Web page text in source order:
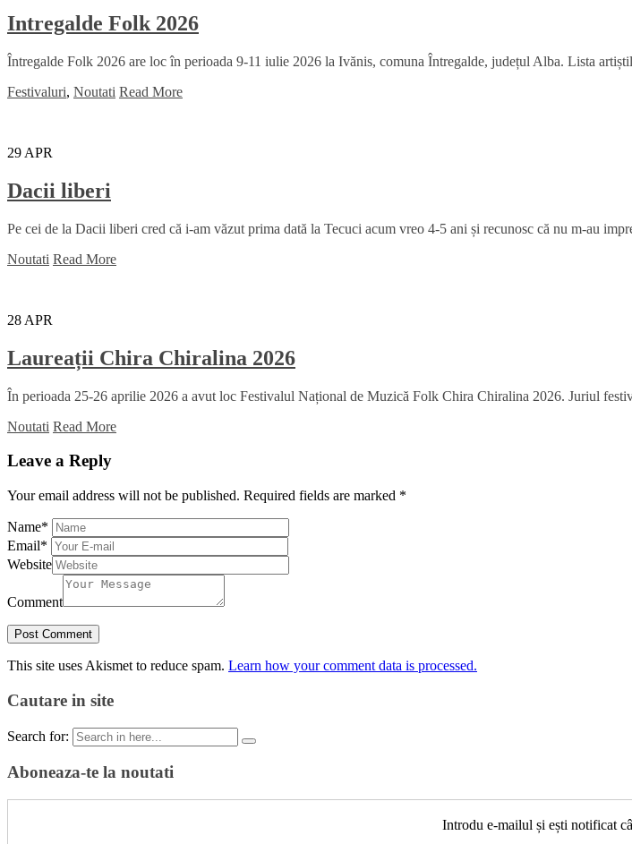
Intregalde Folk 2026
Întregalde Folk 2026 are loc în perioada 9-11 iulie 2026 la Ivănis, comuna Întregalde, județul Alba. Lista
Festivaluri, Noutati Read More
29 APR
Dacii liberi
Pe cei de la Dacii liberi cred că i-am văzut prima dată la Tecuci acum vreo 4-5 ani și recunosc că nu m-au
Noutati Read More
28 APR
Laureații Chira Chiralina 2026
În perioada 25-26 aprilie 2026 a avut loc Festivalul Național de Muzică Folk Chira Chiralina 2026. Juriul
Noutati Read More
Leave a Reply
Your email address will not be published. Required fields are marked *
Name*
Email*
Website
Comment
This site uses Akismet to reduce spam. Learn how your comment data is processed.
Cautare in site
Search for:
Aboneaza-te la noutati
Introdu e-mailul și ești notificat